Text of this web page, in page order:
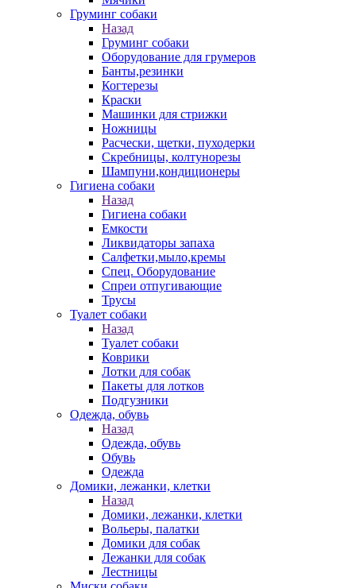
Груминг собаки
Назад
Груминг собаки
Оборудование для грумеров
Банты,резинки
Когтерезы
Краски
Машинки для стрижки
Ножницы
Расчески, щетки, пуходерки
Скребницы, колтунорезы
Шампуни,кондиционеры
Гигиена собаки
Назад
Гигиена собаки
Емкости
Ликвидаторы запаха
Салфетки,мыло,кремы
Спец. Оборудование
Спреи отпугивающие
Трусы
Туалет собаки
Назад
Туалет собаки
Коврики
Лотки для собак
Пакеты для лотков
Подгузники
Одежда, обувь
Назад
Одежда, обувь
Обувь
Одежда
Домики, лежанки, клетки
Назад
Домики, лежанки, клетки
Вольеры, палатки
Домики для собак
Лежанки для собак
Лестницы